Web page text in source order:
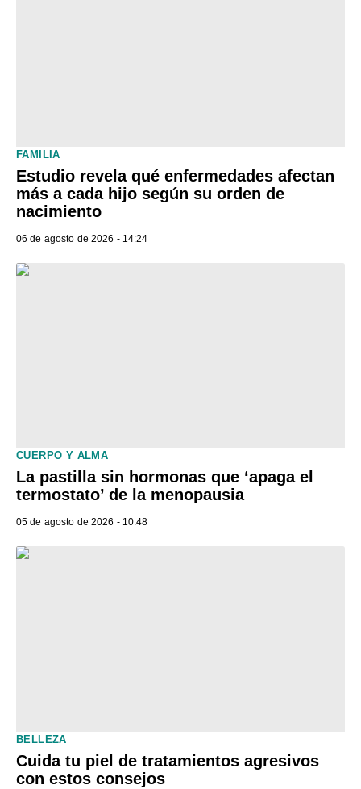
FAMILIA
Estudio revela qué enfermedades afectan
más a cada hijo según su orden de
nacimiento
06 de agosto de 2026 - 14:24
CUERPO Y ALMA
La pastilla sin hormonas que ‘apaga el
termostato’ de la menopausia
05 de agosto de 2026 - 10:48
BELLEZA
Cuida tu piel de tratamientos agresivos
con estos consejos